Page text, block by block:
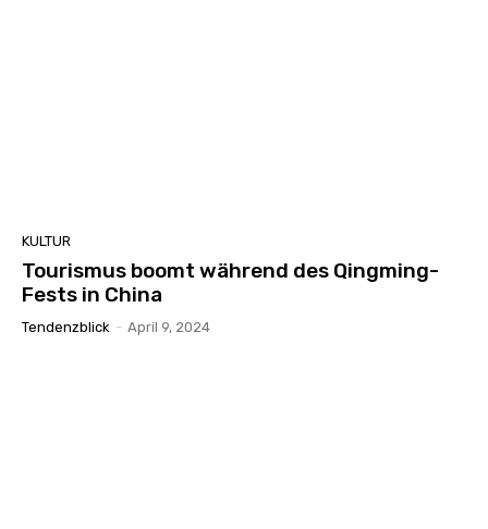
KULTUR
Tourismus boomt während des Qingming-
Fests in China
Tendenzblick - April 9, 2024